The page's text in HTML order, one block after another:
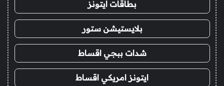
بطاقات ايتونز
بلايستيشن ستور
شدات ببجي اقساط
ايتونز امريكي اقساط